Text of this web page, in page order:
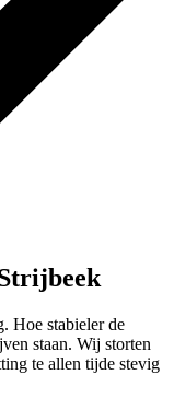
Hoe stabieler de
staan. Wij storten
te allen tijde stevig